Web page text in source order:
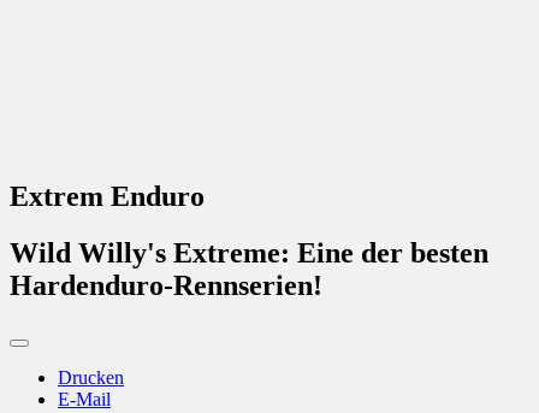
Extrem Enduro
Wild Willy's Extreme: Eine der besten
Hardenduro-Rennserien!
Drucken
E-Mail